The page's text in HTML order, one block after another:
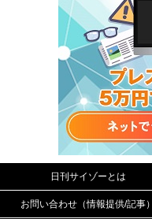
日刊サイゾーとは
お問い合わせ（情報提供/記事）